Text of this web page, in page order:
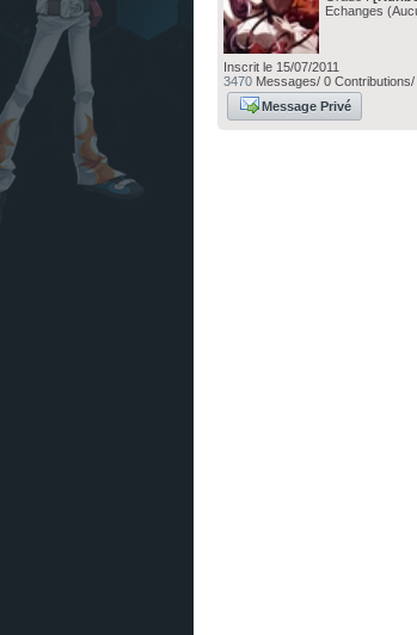
Echanges
Inscrit le 15/07/2011
3470 Messages/ 0 Contributions/
Message Privé